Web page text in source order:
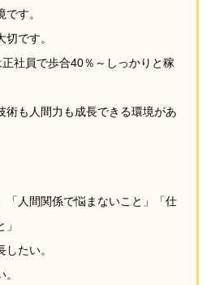
す。
です。
社員で歩合40％～しっかりと稼
術も人間力も成長できる環境があ
「人間関係で悩まないこと」「仕
たい。